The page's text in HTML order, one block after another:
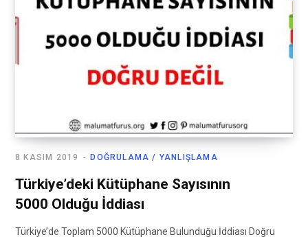
DOĞRULAMA / YANLIŞLAMA
8 KASIM 2019
Türkiye’deki Kütüphane Sayısının
5000 Olduğu İddiası
Türkiye’de Toplam 5000 Kütüphane Bulunduğu İddiası Doğru